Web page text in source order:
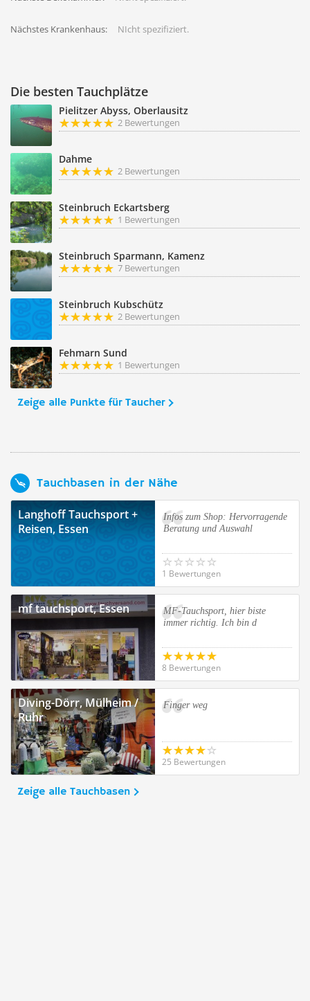
Nächstes Krankenhaus: NIcht spezifiziert.
Die besten Tauchplätze
Pielitzer Abyss, Oberlausitz
2 Bewertungen
Dahme
2 Bewertungen
Steinbruch Eckartsberg
1 Bewertungen
Steinbruch Sparmann, Kamenz
7 Bewertungen
Steinbruch Kubschütz
2 Bewertungen
Fehmarn Sund
1 Bewertungen
Zeige alle Punkte für Taucher
Tauchbasen in der Nähe
Langhoff Tauchsport +
Reisen, Essen
Infos zum Shop: Hervorragende
Beratung und Auswahl
1 Bewertungen
mf tauchsport, Essen
MF-Tauchsport, hier biste
immer richtig. Ich bin d
8 Bewertungen
Diving-Dörr, Mülheim /
Ruhr
Finger weg
25 Bewertungen
Zeige alle Tauchbasen